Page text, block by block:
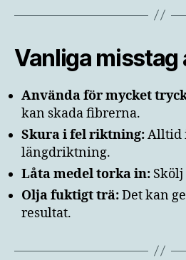
Vanliga misstag
Använda för mycket
kan skada fibrerna.
Skura i fel riktning:Alltid
längdriktning.
Låta medel torka in:
Olja fuktigt trä:Det kan
resultat.